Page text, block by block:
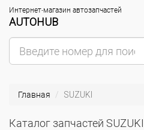
Интернет-магазин автозапчастей
AUTOHUB
Главная SUZUKI
Каталог запчастей